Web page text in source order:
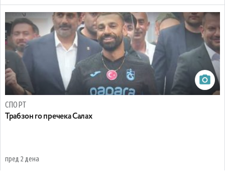
СПОРТ
Трабзон го пречека Салах
пред 2 дена